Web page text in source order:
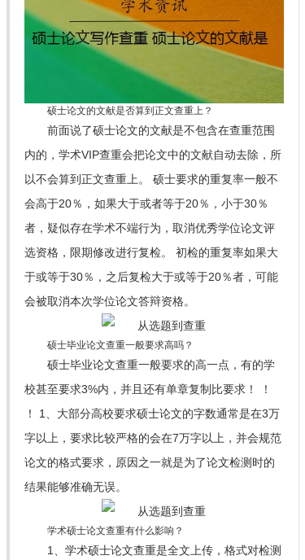
博士论文
硕士论文的文献是否算到正文查重上？
前面说了硕士论文的文献是不包含在查重范围
内的，学术VIP查重会把论文中的文献自动去除，所
以不会算到正文查重上。 硕士要求的重复率一般不
会高于20％，如果大于或者等于20％，小于30％
者，疑似存在学术不端行为，取消优秀学位论文评
选资格，限期修改进行复检。 初检的重复率如果大
于或等于30％，之后复检大于或等于20％者，可能
会被取消本次学位论文答辩资格。
硕士毕业论文查重一般要求高吗？
硕士毕业论文查重一般要求的高一点，有的学
校甚至要求3%内，并且还有单章复制比要求！ ！
！ 1、大部分高校要求硕士论文的字数通常是在3万
字以上，要求比较严格的会在7万字以上，并会规范
论文的格式要求，原因之一就是为了论文检测时的
结果能够准确无误。
学术硕士论文查重有什么影响？
1、学术硕士论文查重是全文上传，格式对检测